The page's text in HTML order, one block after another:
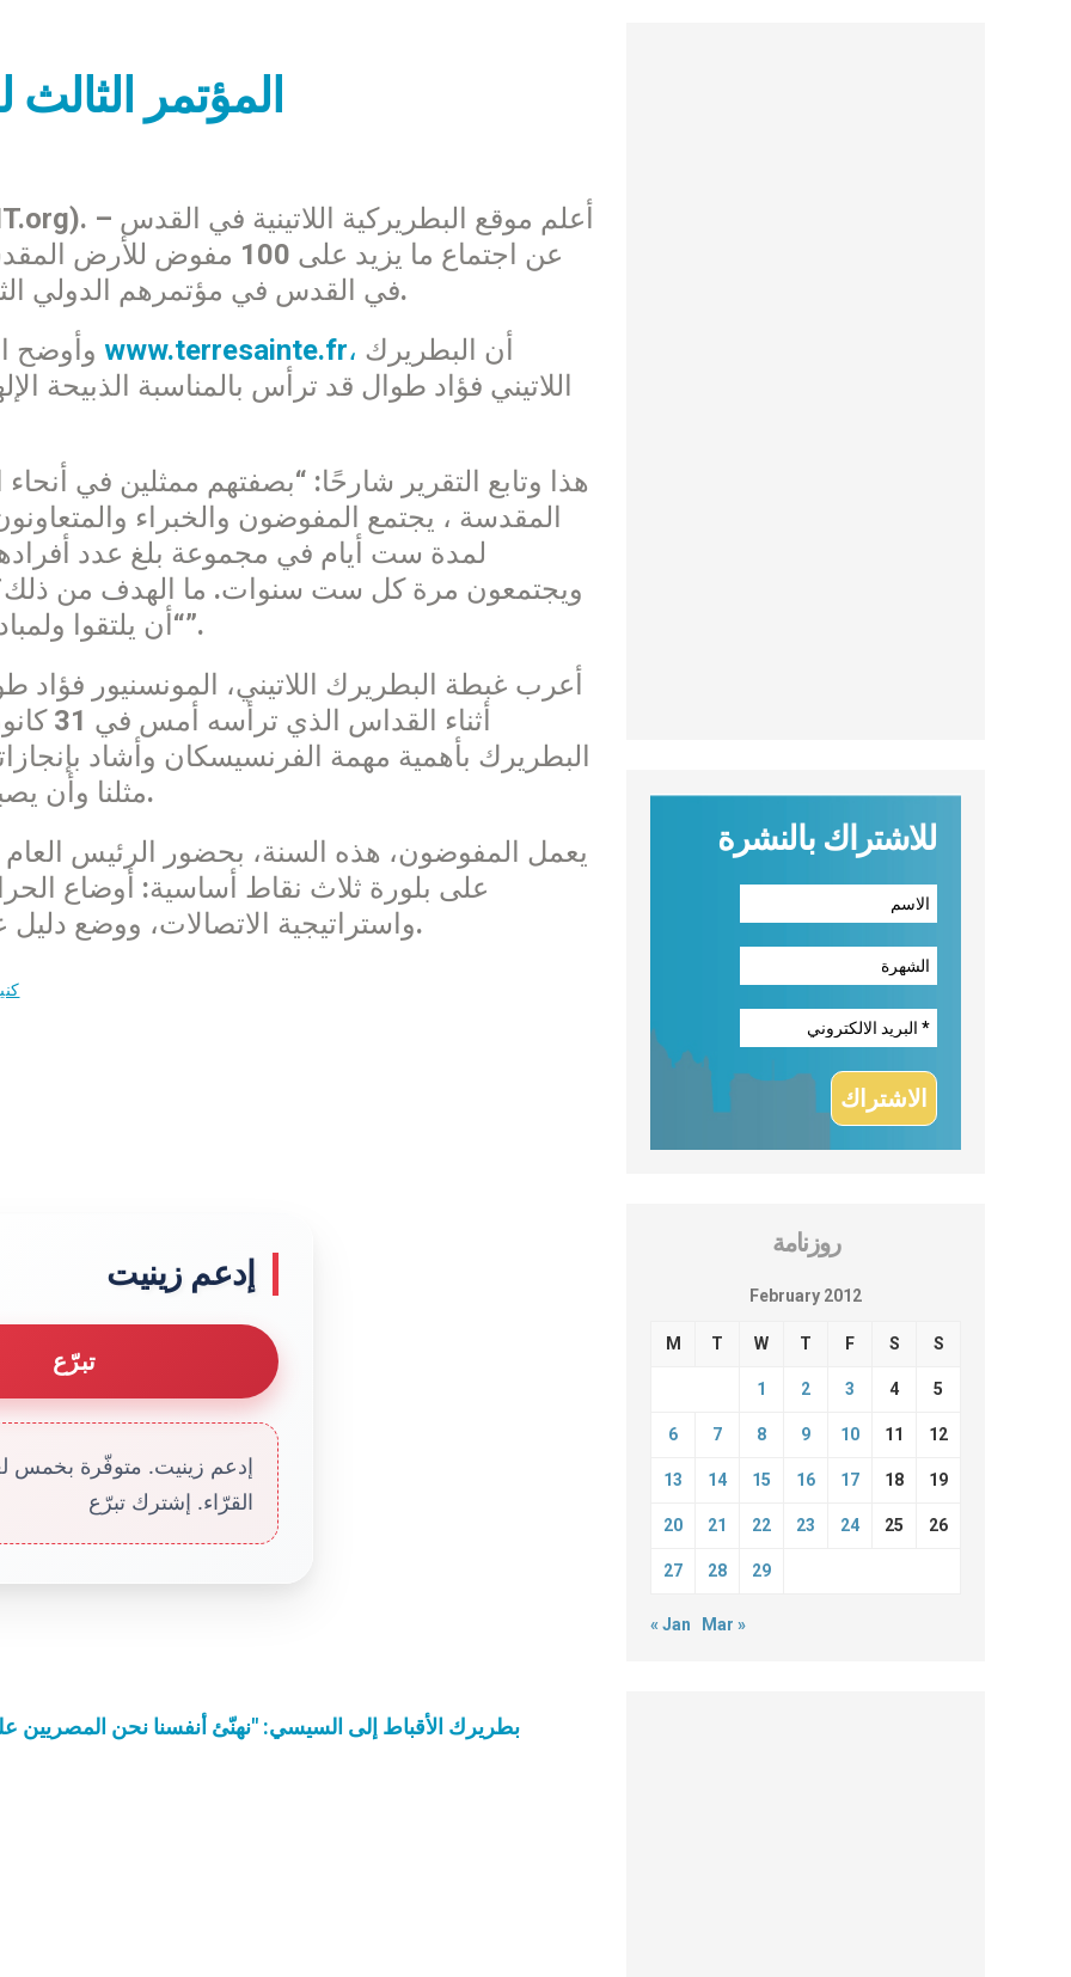
المؤتمر
عن اجتماع ما يزيد على
في القدس في مؤتمرهم الدولي الثالث من 30 يناير ولغاية 4 شباط الجاري.
www.terresainte.fr،
هذا وتابع التقرير شارحًا: “بصفتهم ممثلين في
المقدسة ، يجتمع المفوضون والخبراء
ويجتمعون مرة كل ست سنوات. ما الهدف من
“أن يلتقوا ولمبادلة الآراء والبينات وفقا للأوضاع القانونية”.
أعرب غبطة البطريرك اللاتيني، المونسنيور
أثناء
البطريرك بأهمية مهمة الفرنسيسكان وأشاد
مثلنا وأن يصبح حارسا لهذه الأرض وعلى السلام فيها.
يعمل المفوضون، هذه السنة، بحضور الرئيس
على بلورة ثلاث نقاط أساسية: أوضاع
واستراتيجية الاتصالات، ووضع دليل عملي ليخدم كمرجع للمفوضين والحجاج.
إدعم زينيت
تبرّع
إدعم زينيت. متوفّرة بخمس
القرّاء. إشترك تبرّع
بطريرك الأقباط إلى السيسي: "نهنّئ أنفسنا نحن
للاشتراك بالنشرة
روزنامة
February 2012
M T W T F S S
1 2 3 4 5
6 7 8 9 10 11 12
13 14 15 16 17 18 19
20 21 22 23 24 25 26
27 28 29
« Jan Mar »